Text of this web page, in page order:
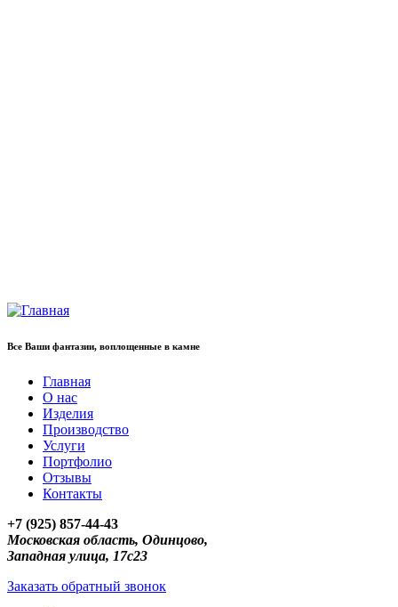
Все Ваши фантазии, воплощенные в камне
Главная
О нас
Изделия
Производство
Услуги
Портфолио
Отзывы
Контакты
+7 (925) 857-44-43
Московская область, Одинцово,
Западная улица, 17с23
Заказать обратный звонок